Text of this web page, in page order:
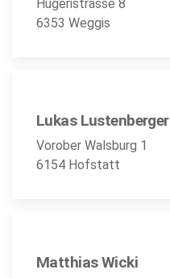
Hügeristrasse 8
6353 Weggis
Lukas Lustenberger
Vorober Walsburg 1
6154 Hofstatt
Matthias Wicki